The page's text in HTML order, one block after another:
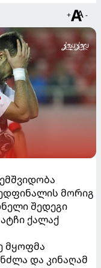
+ -
მორიგ
შედეგი
ქალაქ
მყოფმა
და კინაღამ